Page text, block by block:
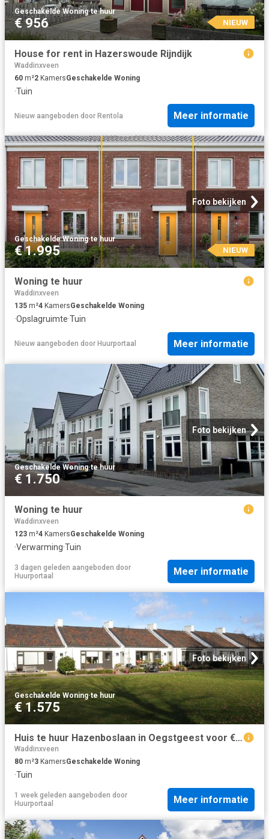
Geschakelde Woning·te huur
€ 956 NIEUW
House for rent in Hazerswoude Rijndijk
Waddinxveen
60 m²2 KamersGeschakelde Woning
·Tuin
Nieuw aangeboden door Rentola Meer informatie
Foto bekijken
Geschakelde Woning·te huur
€ 1.995 NIEUW
Woning te huur
Waddinxveen
135 m²4 KamersGeschakelde Woning
·Opslagruimte·Tuin
Nieuw aangeboden door Huurportaal Meer informatie
Foto bekijken
Geschakelde Woning·te huur
€ 1.750
Woning te huur
Waddinxveen
123 m²4 KamersGeschakelde Woning
·Verwarming·Tuin
3 dagen geleden aangeboden door
Huurportaal
Meer informatie
Foto bekijken
Geschakelde Woning·te huur
€ 1.575
Huis te huur Hazenboslaan in Oegstgeest voor € 1.575
Waddinxveen
80 m²3 KamersGeschakelde Woning
·Tuin
1 week geleden aangeboden door
Huurportaal
Meer informatie